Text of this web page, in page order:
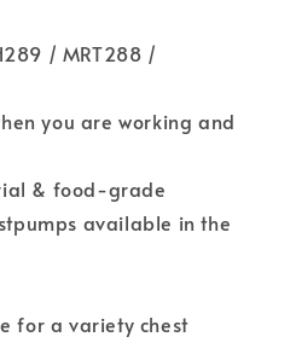
/ MRT288 /
you are working and
& food-grade
available in the
for a variety chest